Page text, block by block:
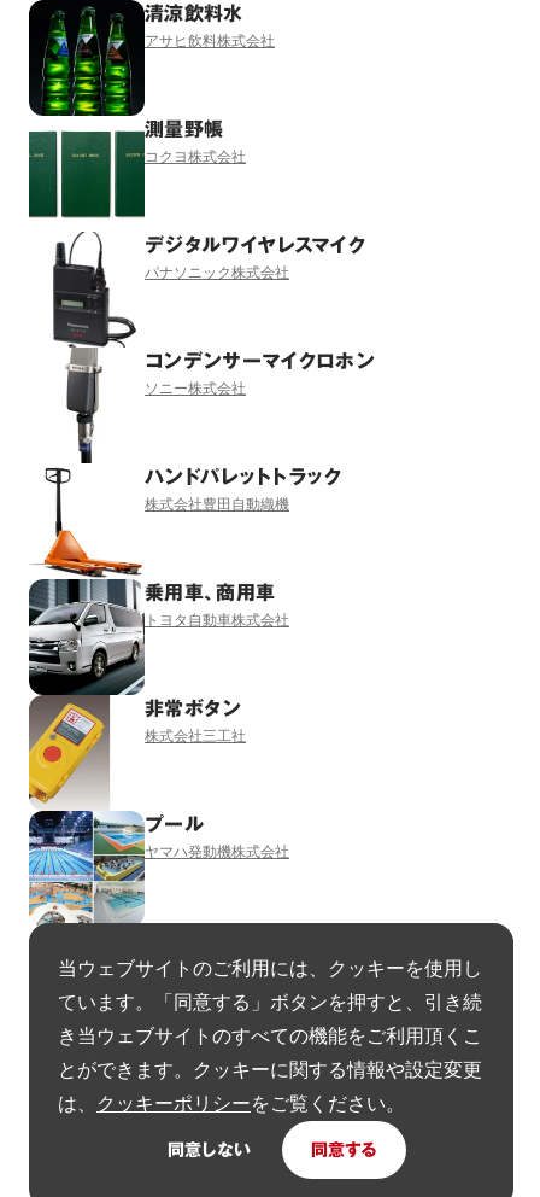
清涼飲料水
アサヒ飲料株式会社
測量野帳
コクヨ株式会社
デジタルワイヤレスマイク
パナソニック株式会社
コンデンサーマイクロホン
ソニー株式会社
ハンドパレットトラック
株式会社豊田自動織機
乗用車、商用車
トヨタ自動車株式会社
非常ボタン
株式会社三工社
プール
ヤマハ発動機株式会社
株式会社MUJI HOUSE
大成建設ハウジング株式会社
GOOD DESIGN AWARD
当ウェブサイトのご利用には、クッキーを使用し
ています。「同意する」ボタンを押すと、引き続
き当ウェブサイトのすべての機能をご利用頂くこ
とができます。クッキーに関する情報や設定変更
は、
クッキーポリシーをご覧ください。
同意しない 同意する